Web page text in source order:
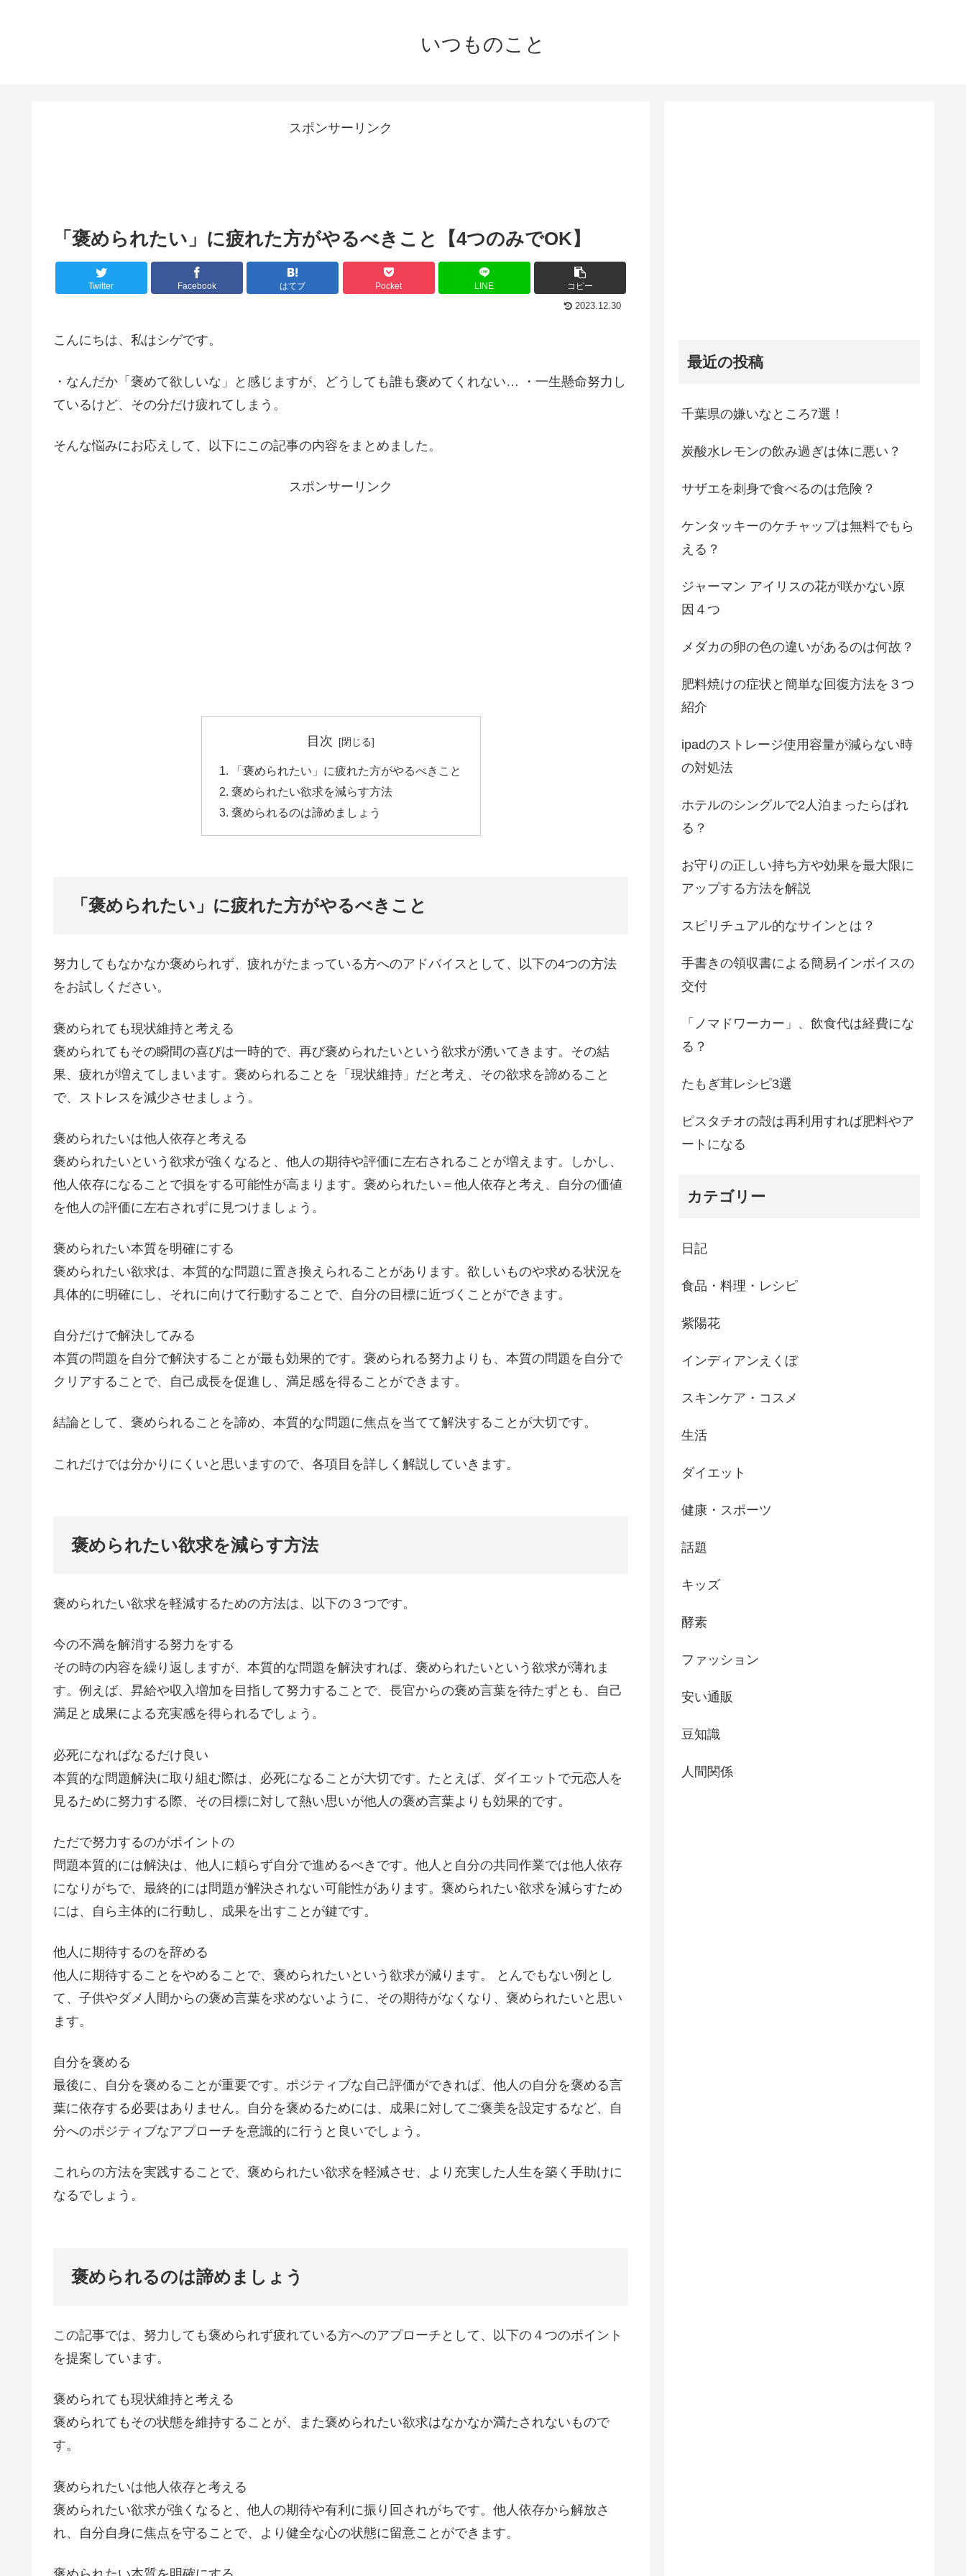
いつものこと
スポンサーリンク
「褒められたい」に疲れた方がやるべきこと【4つのみでOK】
Twitter Facebook はてブ Pocket LINE コピー
2023.12.30
こんにちは、私はシゲです。
・なんだか「褒めて欲しいな」と感じますが、どうしても誰も褒めてくれない… ・一生懸命努力し
ているけど、その分だけ疲れてしまう。
そんな悩みにお応えして、以下にこの記事の内容をまとめました。
スポンサーリンク
目次
「褒められたい」に疲れた方がやるべきこと
褒められたい欲求を減らす方法
褒められるのは諦めましょう
「褒められたい」に疲れた方がやるべきこと
努力してもなかなか褒められず、疲れがたまっている方へのアドバイスとして、以下の4つの方法
をお試しください。
褒められても現状維持と考える
褒められてもその瞬間の喜びは一時的で、再び褒められたいという欲求が湧いてきます。その結
果、疲れが増えてしまいます。褒められることを「現状維持」だと考え、その欲求を諦めること
で、ストレスを減少させましょう。
褒められたいは他人依存と考える
褒められたいという欲求が強くなると、他人の期待や評価に左右されることが増えます。しかし、
他人依存になることで損をする可能性が高まります。褒められたい＝他人依存と考え、自分の価値
を他人の評価に左右されずに見つけましょう。
褒められたい本質を明確にする
褒められたい欲求は、本質的な問題に置き換えられることがあります。欲しいものや求める状況を
具体的に明確にし、それに向けて行動することで、自分の目標に近づくことができます。
自分だけで解決してみる
本質の問題を自分で解決することが最も効果的です。褒められる努力よりも、本質の問題を自分で
クリアすることで、自己成長を促進し、満足感を得ることができます。
結論として、褒められることを諦め、本質的な問題に焦点を当てて解決することが大切です。
これだけでは分かりにくいと思いますので、各項目を詳しく解説していきます。
褒められたい欲求を減らす方法
褒められたい欲求を軽減するための方法は、以下の３つです。
今の不満を解消する努力をする
その時の内容を繰り返しますが、本質的な問題を解決すれば、褒められたいという欲求が薄れま
す。例えば、昇給や収入増加を目指して努力することで、長官からの褒め言葉を待たずとも、自己
満足と成果による充実感を得られるでしょう。
必死になればなるだけ良い
本質的な問題解決に取り組む際は、必死になることが大切です。たとえば、ダイエットで元恋人を
見るために努力する際、その目標に対して熱い思いが他人の褒め言葉よりも効果的です。
ただで努力するのがポイントの
問題本質的には解決は、他人に頼らず自分で進めるべきです。他人と自分の共同作業では他人依存
になりがちで、最終的には問題が解決されない可能性があります。褒められたい欲求を減らすため
には、自ら主体的に行動し、成果を出すことが鍵です。
他人に期待するのを辞める
他人に期待することをやめることで、褒められたいという欲求が減ります。 とんでもない例とし
て、子供やダメ人間からの褒め言葉を求めないように、その期待がなくなり、褒められたいと思い
ます。
自分を褒める
最後に、自分を褒めることが重要です。ポジティブな自己評価ができれば、他人の自分を褒める言
葉に依存する必要はありません。自分を褒めるためには、成果に対してご褒美を設定するなど、自
分へのポジティブなアプローチを意識的に行うと良いでしょう。
これらの方法を実践することで、褒められたい欲求を軽減させ、より充実した人生を築く手助けに
なるでしょう。
褒められるのは諦めましょう
この記事では、努力しても褒められず疲れている方へのアプローチとして、以下の４つのポイント
を提案しています。
褒められても現状維持と考える
褒められてもその状態を維持することが、また褒められたい欲求はなかなか満たされないもので
す。
褒められたいは他人依存と考える
褒められたい欲求が強くなると、他人の期待や有利に振り回されがちです。他人依存から解放さ
れ、自分自身に焦点を守ることで、より健全な心の状態に留意ことができます。
最近の投稿
千葉県の嫌いなところ7選！
炭酸水レモンの飲み過ぎは体に悪い？
サザエを刺身で食べるのは危険？
ケンタッキーのケチャップは無料でもら
える？
ジャーマン アイリスの花が咲かない原
因４つ
メダカの卵の色の違いがあるのは何故？
肥料焼けの症状と簡単な回復方法を３つ
紹介
ipadのストレージ使用容量が減らない時
の対処法
ホテルのシングルで2人泊まったらばれ
る？
お守りの正しい持ち方や効果を最大限に
アップする方法を解説
スピリチュアル的なサインとは？
手書きの領収書による簡易インボイスの
交付
「ノマドワーカー」、飲食代は経費にな
る？
たもぎ茸レシピ3選
ピスタチオの殻は再利用すれば肥料やア
ートになる
カテゴリー
日記
食品・料理・レシピ
紫陽花
インディアンえくぼ
スキンケア・コスメ
生活
ダイエット
健康・スポーツ
話題
キッズ
酵素
ファッション
安い通販
豆知識
人間関係